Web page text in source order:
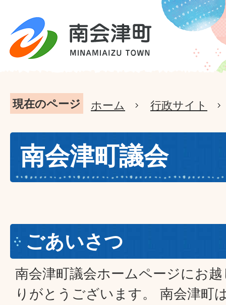
現在のページ ホーム 行政サイト
南会津町議会
ごあいさつ
南会津町議会ホームページにお
りがとうございます。 南会津町